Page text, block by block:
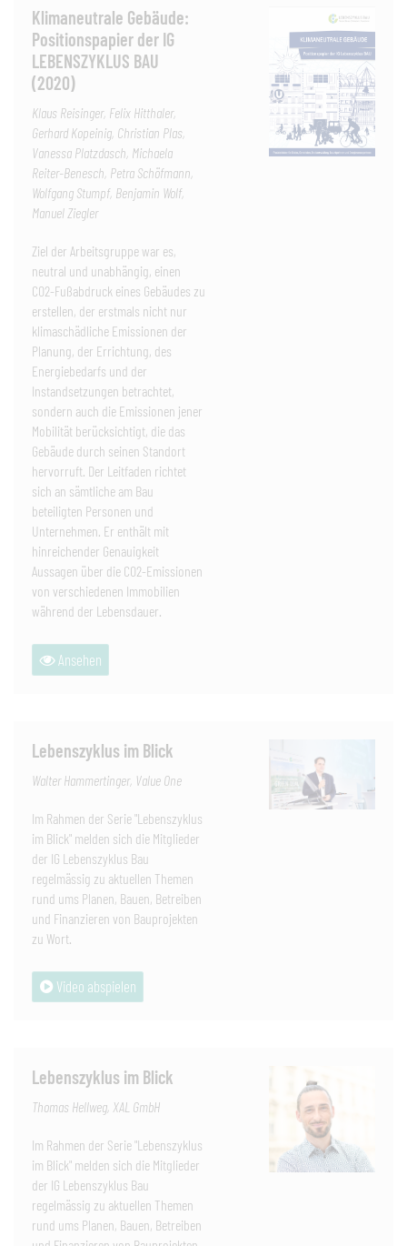
Klimaneutrale Gebäude:
Positionspapier der IG
LEBENSZYKLUS BAU
(2020)
Klaus Reisinger, Felix Hitthaler,
Gerhard Kopeinig, Christian Plas,
Vanessa Platzdasch, Michaela
Reiter-Benesch, Petra Schöfmann,
Wolfgang Stumpf, Benjamin Wolf,
Manuel Ziegler
Ziel der Arbeitsgruppe war es,
neutral und unabhängig, einen
CO2-Fußabdruck eines Gebäudes zu
erstellen, der erstmals nicht nur
klimaschädliche Emissionen der
Planung, der Errichtung, des
Energiebedarfs und der
Instandsetzungen betrachtet,
sondern auch die Emissionen jener
Mobilität berücksichtigt, die das
Gebäude durch seinen Standort
hervorruft. Der Leitfaden richtet
sich an sämtliche am Bau
beteiligten Personen und
Unternehmen. Er enthält mit
hinreichender Genauigkeit
Aussagen über die CO2-Emissionen
von verschiedenen Immobilien
während der Lebensdauer.
Ansehen
Lebenszyklus im Blick
Walter Hammertinger, Value One
Im Rahmen der Serie "Lebenszyklus
im Blick" melden sich die Mitglieder
der IG Lebenszyklus Bau
regelmässig zu aktuellen Themen
rund ums Planen, Bauen, Betreiben
und Finanzieren von Bauprojekten
zu Wort.
Video abspielen
Lebenszyklus im Blick
Thomas Hellweg, XAL GmbH
Im Rahmen der Serie "Lebenszyklus
im Blick" melden sich die Mitglieder
der IG Lebenszyklus Bau
regelmässig zu aktuellen Themen
rund ums Planen, Bauen, Betreiben